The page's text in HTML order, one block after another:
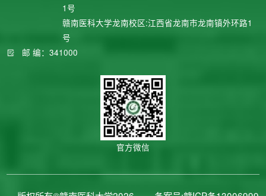
1号
赣南医科大学龙南校区:江西省龙南市龙南镇外环路1
号
邮 编：341000
官方微信